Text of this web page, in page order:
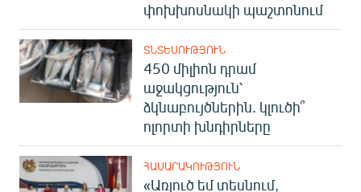
ՁԳՏԵԼՈՎ ԼԱՎԱԳՈՒՅՆԻՆ
ՓՈԴՔԱՍԹ
English
Русский
փոխխոսնակի պաշտոնում
ՏՆՏԵՍՈՒԹՅՈՒՆ
450 միլիոն դրամ
աջակցություն՝
ձկնաբույծներին. կլուծի՞
ոլորտի խնդիրները
ՀԱՍԱՐԱԿՈՒԹՅՈՒՆ
«Առյուծ եմ տեսնում,